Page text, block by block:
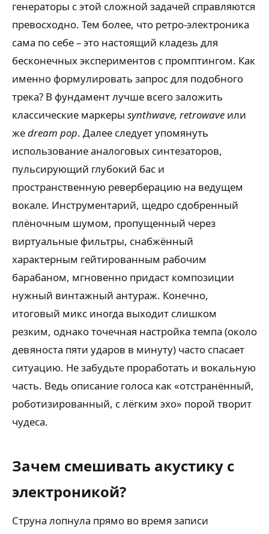
генераторы с этой сложной задачей справляются
превосходно. Тем более, что ретро-электроника
сама по себе – это настоящий кладезь для
бесконечных экспериментов с промптингом. Как
именно формулировать запрос для подобного
трека? В фундамент лучше всего заложить
классические маркеры synthwave, retrowave или
жеdream pop. Далее следует упомянуть
использование аналоговых синтезаторов,
пульсирующий глубокий бас и
пространственную реверберацию на ведущем
вокале. Инструментарий, щедро сдобренный
плёночным шумом, пропущенный через
виртуальные фильтры, снабжённый
характерным гейтированным рабочим
барабаном, мгновенно придаст композиции
нужный винтажный антураж. Конечно,
итоговый микс иногда выходит слишком
резким, однако точечная настройка темпа (около
девяноста пяти ударов в минуту) часто спасает
ситуацию. Не забудьте проработать и вокальную
часть. Ведь описание голоса как «отстранённый,
роботизированный, с лёгким эхо» порой творит
чудеса.
Зачем смешивать акустику с
электроникой?
Струна лопнула прямо во время записи